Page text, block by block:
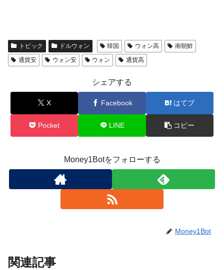
トピック ドルウォン 韓国 ウォン高
南朝鮮
通貨安
ウォン安 ウォン 通貨高
シェアする
X Facebook はてブ
Pocket LINE コピー
Money1Botをフォローする
Money1Bot
関連記事